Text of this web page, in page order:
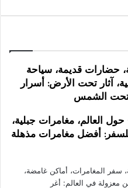
حضارات قديمة، سياحة
آثار تحت الأرض: أسرار
تحت الشمس
العالم، مغامرات جبلية،
أفضل مغامرات مذهلة